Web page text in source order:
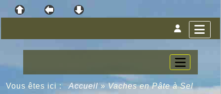
Vous êtes ici : Accueil »Vaches en Pâte à Sel